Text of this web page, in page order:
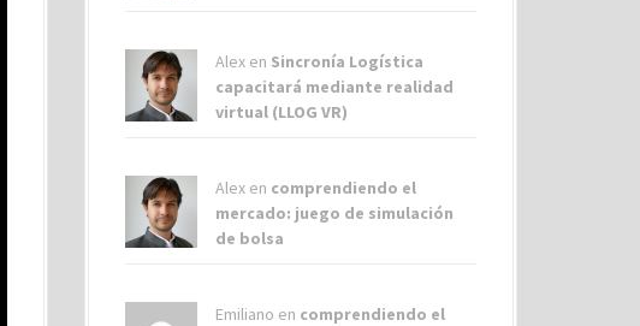
Alex en Sincronía Logística
capacitará mediante realidad
virtual (LLOG VR)
Alex en comprendiendo el
mercado: juego de simulación
de bolsa
Emiliano en comprendiendo el